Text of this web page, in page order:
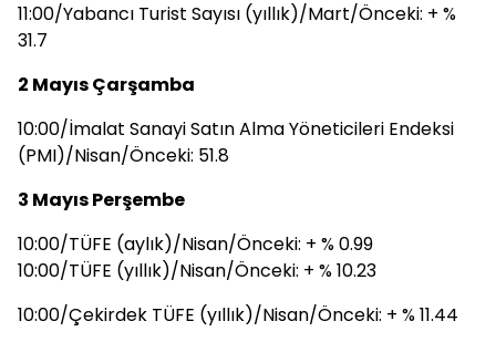
11:00/Yabancı Turist Sayısı (yıllık)/Mart/Önceki: + %
31.7
2 Mayıs Çarşamba
10:00/İmalat Sanayi Satın Alma Yöneticileri Endeksi
(PMI)/Nisan/Önceki: 51.8
3 Mayıs Perşembe
10:00/TÜFE (aylık)/Nisan/Önceki: + % 0.99
10:00/TÜFE (yıllık)/Nisan/Önceki: + % 10.23
10:00/Çekirdek TÜFE (yıllık)/Nisan/Önceki: + % 11.44